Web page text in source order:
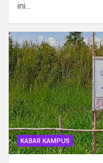
ini…
KABAR KAMPUS